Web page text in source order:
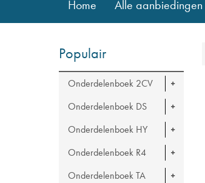
Home Alle aanbiedingen
Populair
Onderdelenboek 2CV
Onderdelenboek DS
Onderdelenboek HY
Onderdelenboek R4
Onderdelenboek TA